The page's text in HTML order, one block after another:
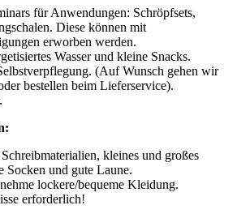
für Anwendungen: Schröpfsets,
Diese können mit
erworben werden.
Wasser und kleine Snacks.
(Auf Wunsch gehen wir
bestellen beim Lieferservice).
kleines und großes
Socken und gute Laune.
lockere/bequeme Kleidung.
erforderlich!